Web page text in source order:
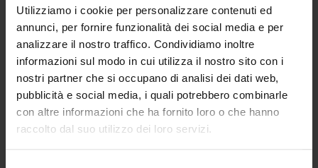
Utilizziamo i cookie per personalizzare contenuti ed
annunci, per fornire funzionalità dei social media e per
analizzare il nostro traffico. Condividiamo inoltre
informazioni sul modo in cui utilizza il nostro sito con i
nostri partner che si occupano di analisi dei dati web,
pubblicità e social media, i quali potrebbero combinarle
con altre informazioni che ha fornito loro o che hanno
raccolto dal suo utilizzo dei loro servizi.